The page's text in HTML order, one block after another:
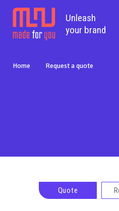
Unleash
your brand
Home Request a quote
Quote